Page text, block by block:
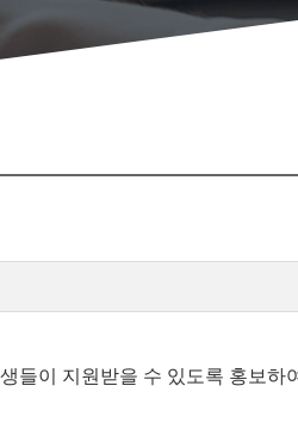
들이 지원받을 수 있도록 홍보하